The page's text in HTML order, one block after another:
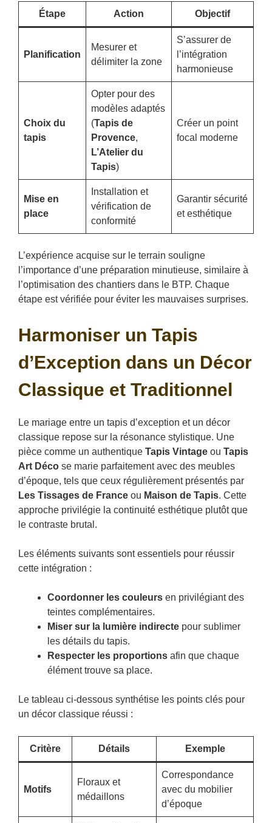
Étape Action Objectif
Planification
Mesurer et
délimiter la zone
S’assurer de
l’intégration
harmonieuse
Choix du
tapis
Opter pour des
modèles adaptés
(Tapis de
Provence,
L’Atelier du
Tapis)
Créer un point
focal moderne
Mise en
place
Installation et
vérification de
conformité
Garantir sécurité
et esthétique
L’expérience acquise sur le terrain souligne
l’importance d’une préparation minutieuse, similaire à
l’optimisation des chantiers dans le BTP. Chaque
étape est vérifiée pour éviter les mauvaises surprises.
Harmoniser un Tapis
d’Exception dans un Décor
Classique et Traditionnel
Le mariage entre un tapis d’exception et un décor
classique repose sur la résonance stylistique. Une
pièce comme un authentique Tapis Vintage ou Tapis
Art Déco se marie parfaitement avec des meubles
d’époque, tels que ceux régulièrement présentés par
Les Tissages de France ou Maison de Tapis. Cette
approche privilégie la continuité esthétique plutôt que
le contraste brutal.
Les éléments suivants sont essentiels pour réussir
cette intégration :
Coordonner les couleurs en privilégiant des
teintes complémentaires.
Miser sur la lumière indirecte pour sublimer
les détails du tapis.
Respecter les proportions afin que chaque
élément trouve sa place.
Le tableau ci-dessous synthétise les points clés pour
un décor classique réussi :
Critère Détails Exemple
Motifs
Floraux et
médaillons
Correspondance
avec du mobilier
d’époque